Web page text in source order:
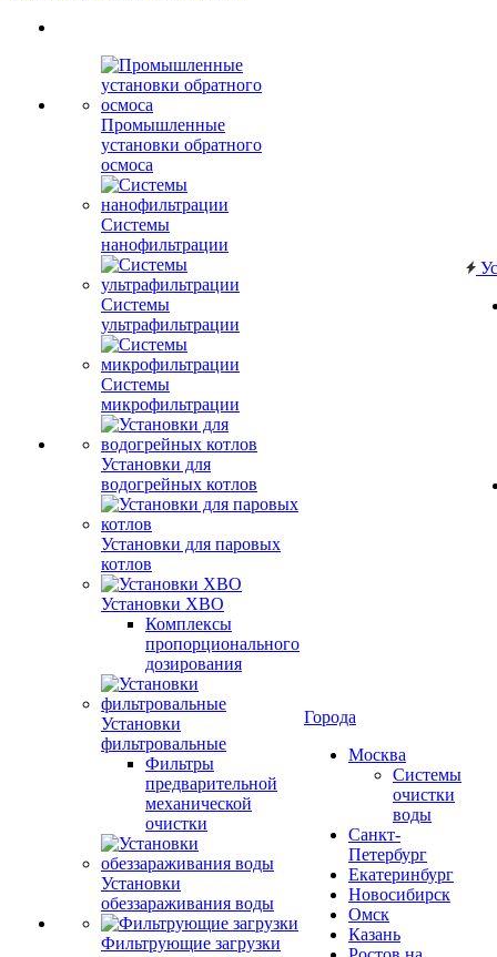
Промышленные
установки обратного
осмоса
Системы
нанофильтрации
Системы
ультрафильтрации
Системы
микрофильтрации
Установки для
водогрейных котлов
Установки для паровых
котлов
Установки ХВО
Комплексы
пропорционального
дозирования
Установки
фильтровальные
Фильтры
предварительной
механической
очистки
Установки
обеззараживания воды
Фильтрующие загрузки
Города
Москва
Системы
очистки
воды
Санкт-
Петербург
Екатеринбург
Новосибирск
Омск
Казань